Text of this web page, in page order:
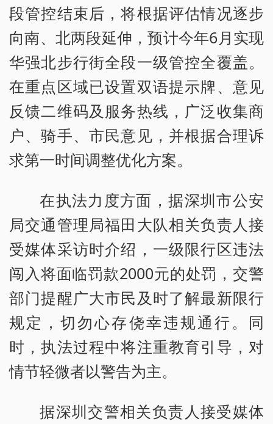
段管控结束后，将根据评估情况逐步
向南、北两段延伸，预计今年6月实现
华强北步行街全段一级管控全覆盖。
在重点区域已设置双语提示牌、意见
反馈二维码及服务热线，广泛收集商
户、骑手、市民意见，并根据合理诉
求第一时间调整优化方案。
在执法力度方面，据深圳市公安
局交通管理局福田大队相关负责人接
受媒体采访时介绍，一级限行区违法
闯入将面临罚款2000元的处罚，交警
部门提醒广大市民及时了解最新限行
规定，切勿心存侥幸违规通行。同
时，执法过程中将注重教育引导，对
情节轻微者以警告为主。
据深圳交警相关负责人接受媒体